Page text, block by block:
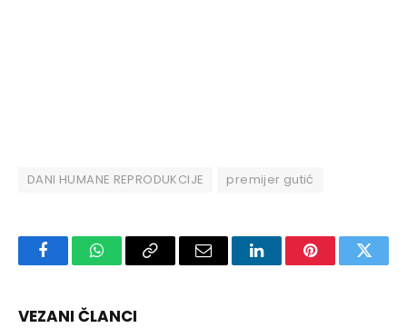
DANI HUMANE REPRODUKCIJE premijer gutić
FacebookWhatsAppCopy
Email LinkedInPinterest
VEZANI ČLANCI